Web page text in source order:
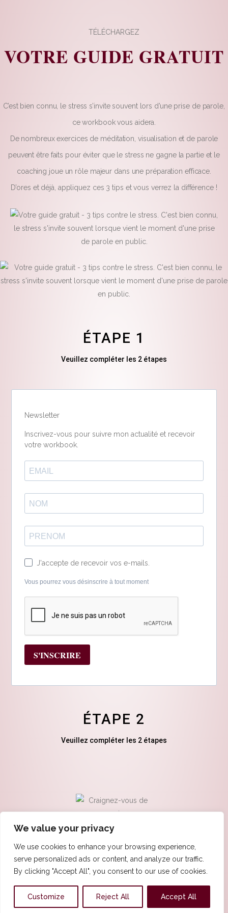
We value your privacy
We use cookies to enhance your browsing experience,
serve personalized ads or content, and analyze our traffic.
By clicking "Accept All", you consent to our use of cookies.
Customize Reject All Accept All
TÉLÉCHARGEZ
VOTRE GUIDE GRATUIT
C’est bien connu, le stress s’invite souvent lors d’une prise de parole,
ce workbook vous aidera.
De nombreux exercices de méditation, visualisation et de parole
peuvent être faits pour éviter que le stress ne gagne la partie et le
coaching joue un rôle majeur dans une préparation efficace.
D’ores et déjà, appliquez ces 3 tips et vous verrez la différence !
ÉTAPE 1
Veuillez compléter les 2 étapes
Newsletter
Inscrivez-vous pour suivre mon actualité et recevoir
votre workbook.
J'accepte de recevoir vos e-mails.
Vous pourrez vous désinscrire à tout moment
S'INSCRIRE
ÉTAPE 2
Veuillez compléter les 2 étapes